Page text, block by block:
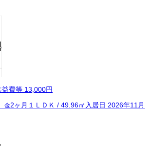
益費等 13,000円
金2ヶ月 １ＬＤＫ / 49.96㎡ 入居日 2026年11月